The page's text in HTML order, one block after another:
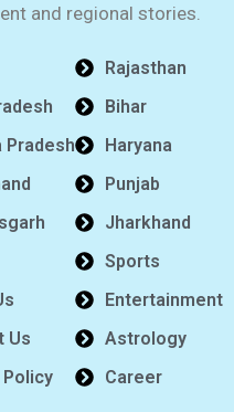
and regional stories.
Pradesh
Us
Rajasthan
Bihar
Haryana
Punjab
Jharkhand
Sports
Entertainment
Astrology
Career